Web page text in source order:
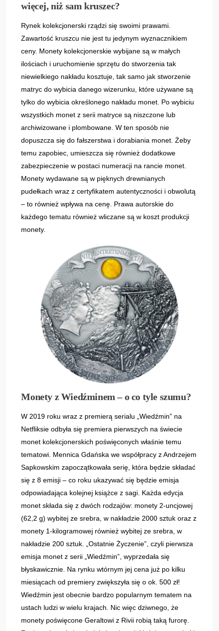
więcej, niż sam kruszec?
Rynek kolekcjonerski rządzi się swoimi prawami.
Zawartość kruszcu nie jest tu jedynym wyznacznikiem
ceny. Monety kolekcjonerskie wybijane są w małych
ilościach i uruchomienie sprzętu do stworzenia tak
niewielkiego nakładu kosztuje, tak samo jak stworzenie
matryc do wybicia danego wizerunku, które używane są
tylko do wybicia określonego nakładu monet. Po wybiciu
wszystkich monet z serii matryce są niszczone lub
archiwizowane i plombowane. W ten sposób nie
dopuszcza się do fałszerstwa i dorabiania monet. Żeby
temu zapobiec, umieszcza się również dodatkowe
zabezpieczenie w postaci numeracji na rancie monet.
Monety wydawane są w pięknych drewnianych
pudełkach wraz z certyfikatem autentyczności i obwolutą
– to również wpływa na cenę. Prawa autorskie do
każdego tematu również wliczane są w koszt produkcji
monety.
Monety z Wiedźminem – o co tyle szumu?
W 2019 roku wraz z premierą serialu „Wiedźmin” na
Netfliksie odbyła się premiera pierwszych na świecie
monet kolekcjonerskich poświęconych właśnie temu
tematowi. Mennica Gdańska we współpracy z Andrzejem
Sapkowskim zapoczątkowała serię, która będzie składać
się z 8 emisji – co roku ukazywać się będzie emisja
odpowiadająca kolejnej książce z sagi. Każda edycja
monet składa się z dwóch rodzajów: monety 2‑uncjowej
(62,2 g) wybitej ze srebra, w nakładzie 2000 sztuk oraz z
monety 1-kilogramowej również wybitej ze srebra, w
nakładzie 200 sztuk. „Ostatnie Życzenie”, czyli pierwsza
emisja monet z serii „Wiedźmin”, wyprzedała się
błyskawicznie. Na rynku wtórnym jej cena już po kilku
miesiącach od premiery zwiększyła się o ok. 500 zł!
Wiedźmin jest obecnie bardzo popularnym tematem na
ustach ludzi w wielu krajach. Nic więc dziwnego, że
monety poświęcone Geraltowi z Rivii robią taką furorę.